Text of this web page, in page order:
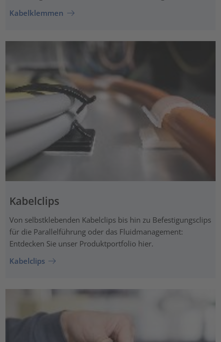
Kabelklemmen
Kabelclips
Von selbstklebenden Kabelclips bis hin zu Befestigungsclips
für die Parallelführung oder das Fluidmanagement:
Entdecken Sie unser Produktportfolio hier.
Kabelclips